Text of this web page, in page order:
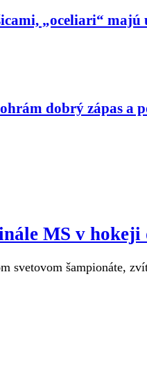
„oceliari“ majú
dobrý zápas a
MS v
svetovom šampionáte,